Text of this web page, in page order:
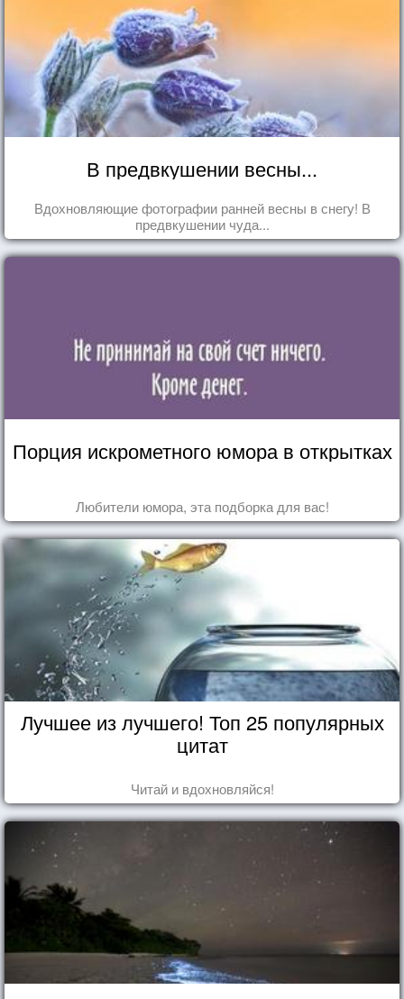
В предвкушении весны...
Вдохновляющие фотографии ранней весны в снегу! В
предвкушении чуда...
Порция искрометного юмора в открытках
Любители юмора, эта подборка для вас!
Лучшее из лучшего! Топ 25 популярных
цитат
Читай и вдохновляйся!